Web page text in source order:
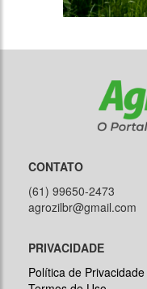
CONTATO
(61) 99650-2473
agrozilbr@gmail.com
PRIVACIDADE
Política de Privacidade